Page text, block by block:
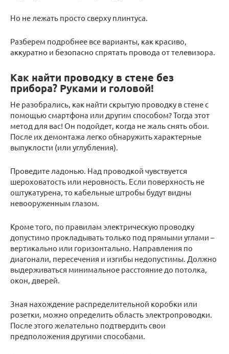
Но не лежать просто сверху плинтуса.
Разберем подробнее все варианты, как красиво,
аккуратно и безопасно спрятать провода от телевизора.
Как найти проводку в стене без
прибора? Руками и головой!
Не разобрались, как найти скрытую проводку в стене с
помощью смартфона или другим способом? Тогда этот
метод для вас! Он подойдет, когда не жаль снять обои.
После их демонтажа легко обнаружить характерные
выпуклости (или углубления).
Проведите ладонью. Над проводкой чувствуется
шероховатость или неровность. Если поверхность не
оштукатурена, то кабельные штробы будут видны
невооруженным глазом.
Кроме того, по правилам электрическую проводку
допустимо прокладывать только под прямыми углами –
вертикально или горизонтально. Направления по
диагонали, пересечения и изгибы недопустимы. Должно
выдерживаться минимальное расстояние до потолка,
окон, дверей.
Зная нахождение распределительной коробки или
розетки, можно определить область электропроводки.
После этого желательно подтвердить свои
предположения другими способами.